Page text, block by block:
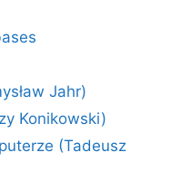
Jahr)
Konikowski)
(Tadeusz